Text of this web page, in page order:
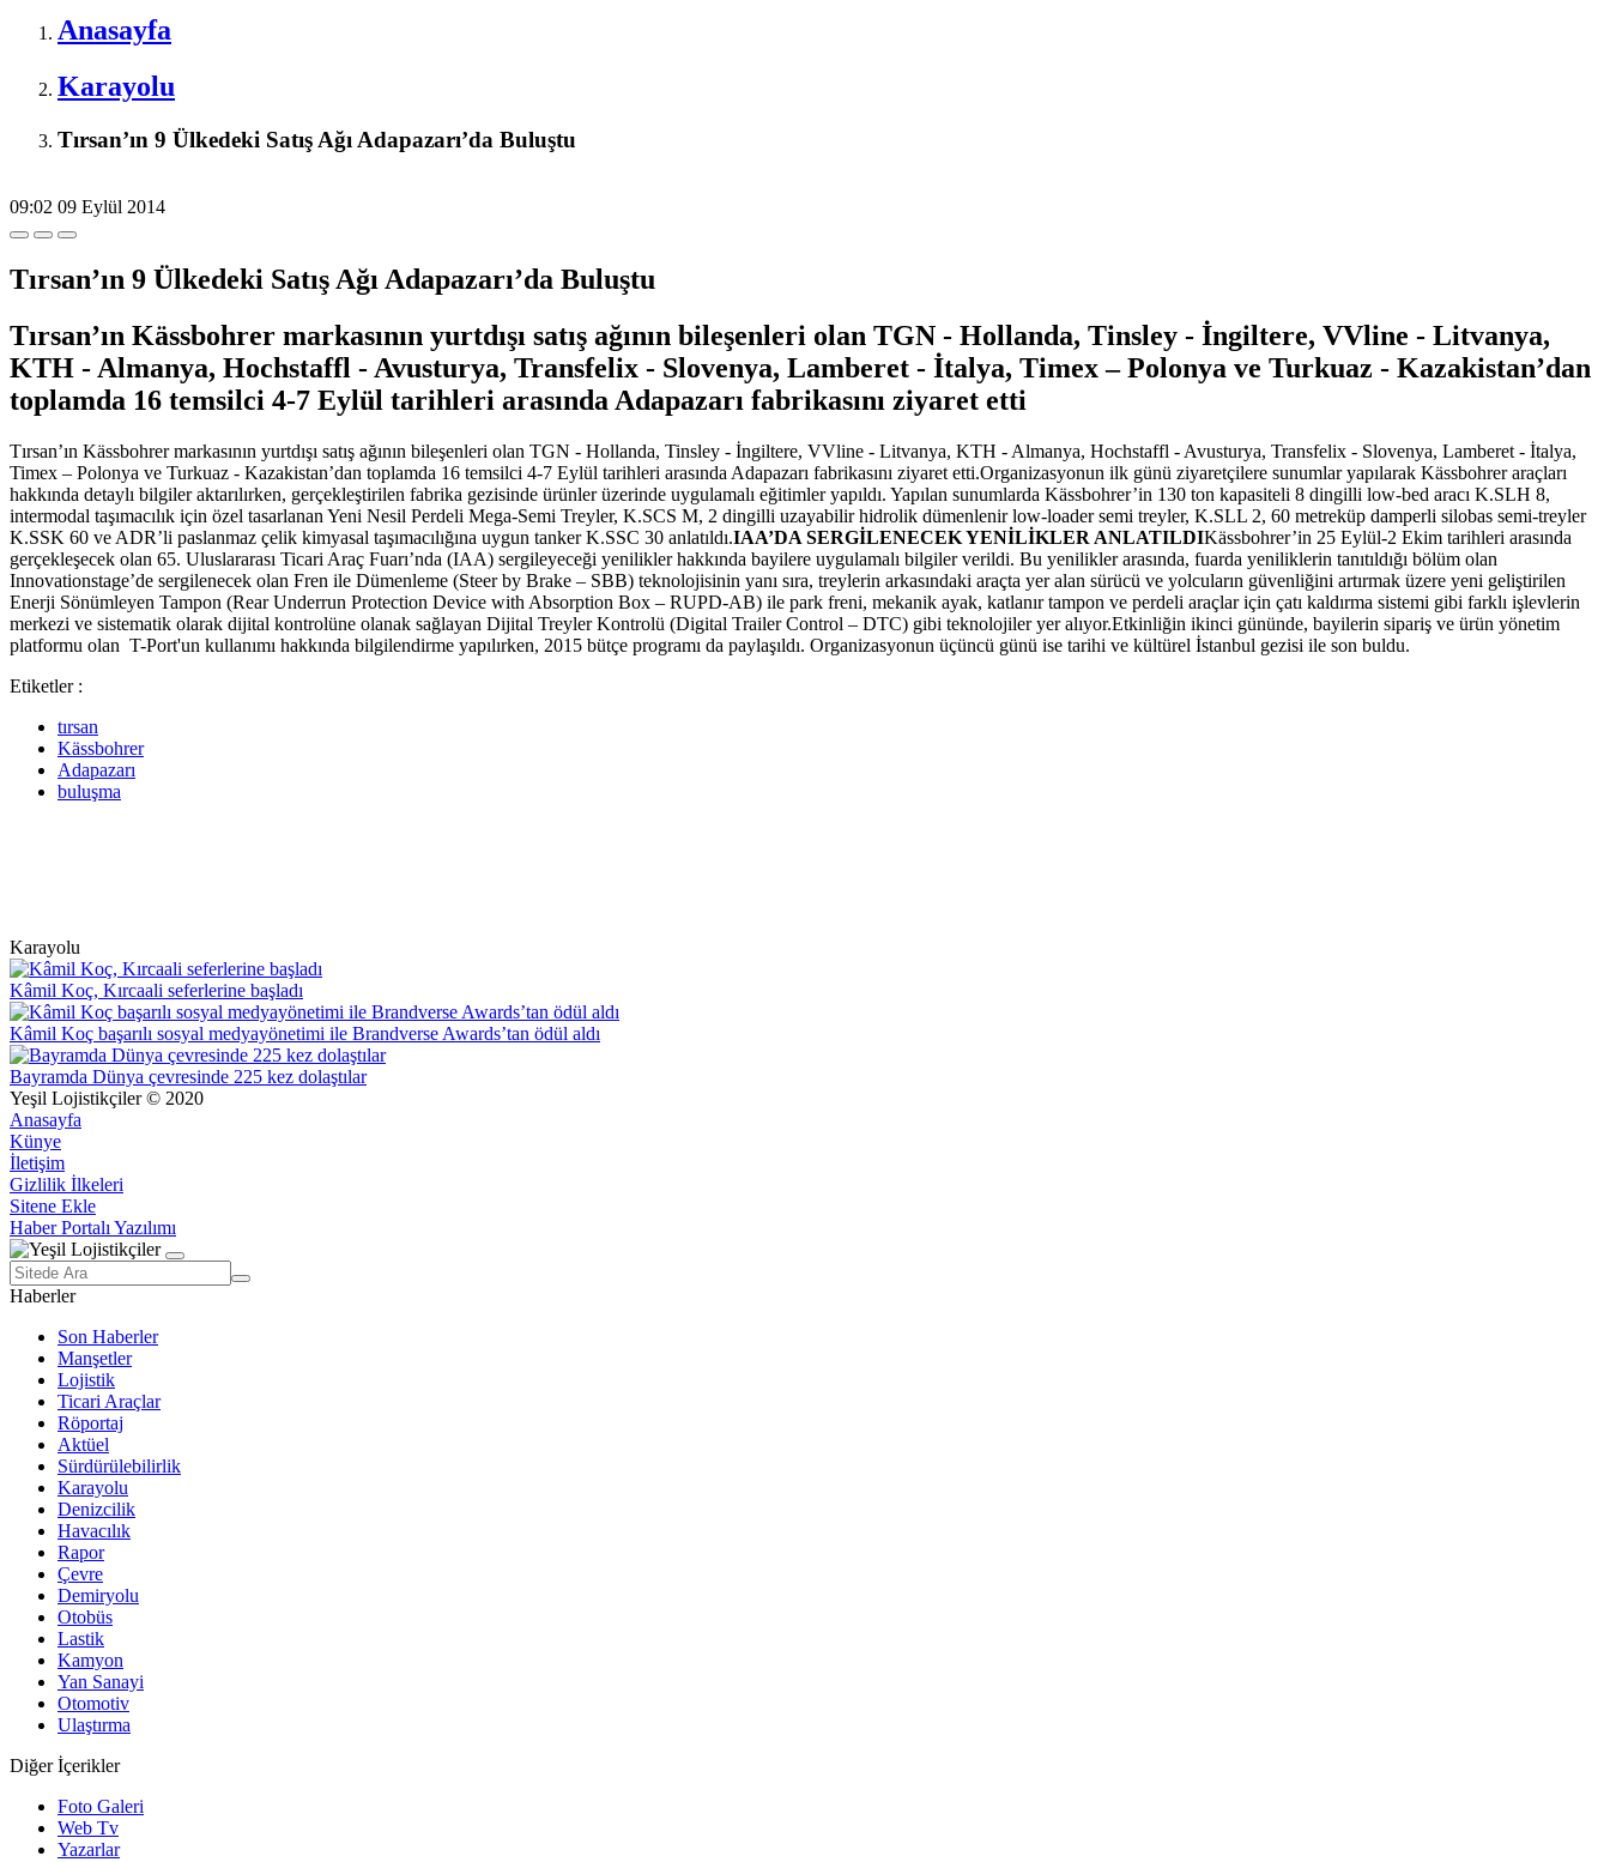
Anasayfa
Karayolu
Tırsan’ın 9 Ülkedeki Satış Ağı Adapazarı’da Buluştu
09:02 09 Eylül 2014
Tırsan’ın 9 Ülkedeki Satış Ağı Adapazarı’da Buluştu
Tırsan’ın Kässbohrer markasının yurtdışı satış ağının bileşenleri olan TGN - Hollanda, Tinsley - İngiltere, VVline - Litvanya,
KTH - Almanya, Hochstaffl - Avusturya, Transfelix - Slovenya, Lamberet - İtalya, Timex – Polonya ve Turkuaz - Kazakistan’dan
toplamda 16 temsilci 4-7 Eylül tarihleri arasında Adapazarı fabrikasını ziyaret etti
Tırsan’ın Kässbohrer markasının yurtdışı satış ağının bileşenleri olan TGN - Hollanda, Tinsley - İngiltere, VVline - Litvanya, KTH - Almanya, Hochstaffl - Avusturya, Transfelix - Slovenya, Lamberet - İtalya,
Timex – Polonya ve Turkuaz - Kazakistan’dan toplamda 16 temsilci 4-7 Eylül tarihleri arasında Adapazarı fabrikasını ziyaret etti.Organizasyonun ilk günü ziyaretçilere sunumlar yapılarak Kässbohrer araçları
hakkında detaylı bilgiler aktarılırken, gerçekleştirilen fabrika gezisinde ürünler üzerinde uygulamalı eğitimler yapıldı. Yapılan sunumlarda Kässbohrer’in 130 ton kapasiteli 8 dingilli low-bed aracı K.SLH 8,
intermodal taşımacılık için özel tasarlanan Yeni Nesil Perdeli Mega-Semi Treyler, K.SCS M, 2 dingilli uzayabilir hidrolik dümenlenir low-loader semi treyler, K.SLL 2, 60 metreküp damperli silobas semi-treyler
K.SSK 60 ve ADR’li paslanmaz çelik kimyasal taşımacılığına uygun tanker K.SSC 30 anlatıldı.IAA’DA SERGİLENECEK YENİLİKLER ANLATILDIKässbohrer’in 25 Eylül-2 Ekim tarihleri arasında
gerçekleşecek olan 65. Uluslararası Ticari Araç Fuarı’nda (IAA) sergileyeceği yenilikler hakkında bayilere uygulamalı bilgiler verildi. Bu yenilikler arasında, fuarda yeniliklerin tanıtıldığı bölüm olan
Innovationstage’de sergilenecek olan Fren ile Dümenleme (Steer by Brake – SBB) teknolojisinin yanı sıra, treylerin arkasındaki araçta yer alan sürücü ve yolcuların güvenliğini artırmak üzere yeni geliştirilen
Enerji Sönümleyen Tampon (Rear Underrun Protection Device with Absorption Box – RUPD-AB) ile park freni, mekanik ayak, katlanır tampon ve perdeli araçlar için çatı kaldırma sistemi gibi farklı işlevlerin
merkezi ve sistematik olarak dijital kontrolüne olanak sağlayan Dijital Treyler Kontrolü (Digital Trailer Control – DTC) gibi teknolojiler yer alıyor.Etkinliğin ikinci gününde, bayilerin sipariş ve ürün yönetim
platformu olan T-Port'un kullanımı hakkında bilgilendirme yapılırken, 2015 bütçe programı da paylaşıldı. Organizasyonun üçüncü günü ise tarihi ve kültürel İstanbul gezisi ile son buldu.
Etiketler :
tırsan
Kässbohrer
Adapazarı
buluşma
Karayolu
Kâmil Koç, Kırcaali seferlerine başladı
Kâmil Koç başarılı sosyal medyayönetimi ile Brandverse Awards’tan ödül aldı
Bayramda Dünya çevresinde 225 kez dolaştılar
Yeşil Lojistikçiler © 2020
Anasayfa
Künye
İletişim
Gizlilik İlkeleri
Sitene Ekle
Haber Portalı Yazılımı
Haberler
Son Haberler
Manşetler
Lojistik
Ticari Araçlar
Röportaj
Aktüel
Sürdürülebilirlik
Karayolu
Denizcilik
Havacılık
Rapor
Çevre
Demiryolu
Otobüs
Lastik
Kamyon
Yan Sanayi
Otomotiv
Ulaştırma
Diğer İçerikler
Foto Galeri
Web Tv
Yazarlar